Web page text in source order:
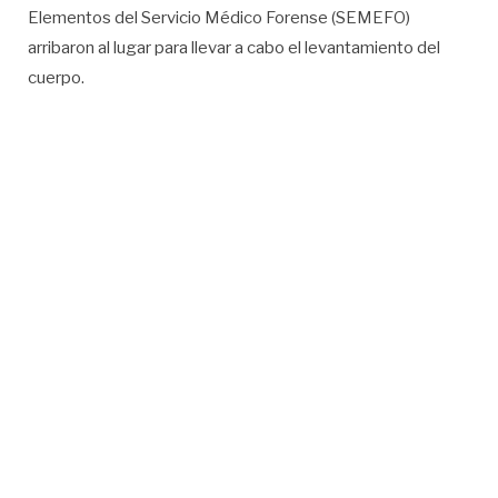
Elementos del Servicio Médico Forense (SEMEFO)
arribaron al lugar para llevar a cabo el levantamiento del
cuerpo.